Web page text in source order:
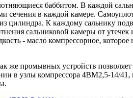
баббитом. В каждой
в каждой камере.
К каждому сальнику
сальниковой камеры от
- масло компрессорное,
же промывных устройств позволяет
в узлы компрессора 4ВМ2,5-14/